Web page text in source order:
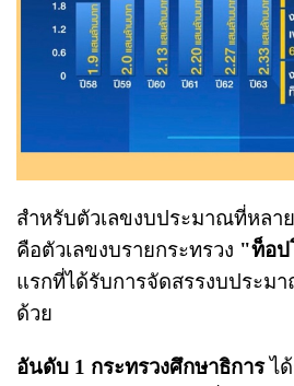
สำหรับตัวเลขงบประมาณที่หลา
คือตัวเลขงบรายกระทรวง "ท็อป
แรกที่ได้รับการจัดสรรงบประม
ด้วย
อันดับ 1 กระทรวงศึกษาธิการได้